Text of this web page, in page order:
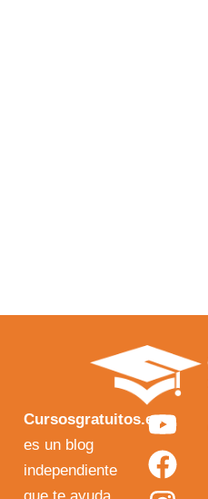
Cursosgratuitos.es
es un blog
independiente
Y
o
u
F
a
c
I
n
s
X
-
t